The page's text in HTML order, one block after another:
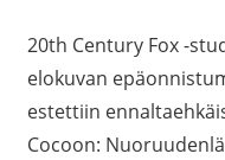
20th Century Fox -
elokuvan
estettiin
Cocoon: